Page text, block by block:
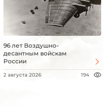
96 лет Воздушно-
десантным войскам
России
2 августа 2026 194